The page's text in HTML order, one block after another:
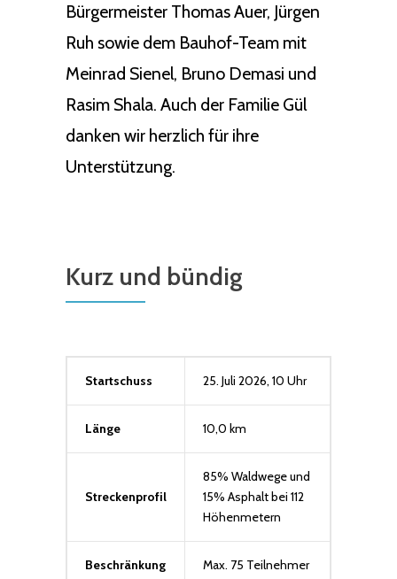
Bürgermeister Thomas Auer, Jürgen
Ruh sowie dem Bauhof-Team mit
Meinrad Sienel, Bruno Demasi und
Rasim Shala. Auch der Familie Gül
danken wir herzlich für ihre
Unterstützung.
Kurz und bündig
Startschuss 25. Juli 2026, 10 Uhr
Länge 10,0 km
Streckenprofil
85% Waldwege und
15% Asphalt bei 112
Höhenmetern
Beschränkung Max. 75 Teilnehmer